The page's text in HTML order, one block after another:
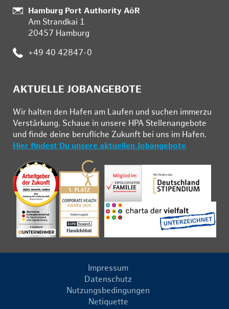
Standort:
Hamburg Port Authority AöR
Am Strandkai 1
20457 Hamburg
Telefon:
+49 40 42847-0
AKTUELLE JOBANGEBOTE
Wir hal­ten den Ha­fen am Lau­fen und su­chen im­mer­zu
Ver­stär­kung. Schau­e in un­se­re HPA Stel­len­an­ge­bo­te
und fin­de deine be­ruf­li­che Zu­kunft bei uns im Ha­fen.
Hier findest Du unsere aktuellen Jobangebote
Impressum
Datenschutz
Nutzungsbedingungen
Netiquette